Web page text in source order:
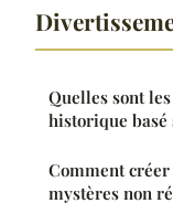
Quelles sont
historique basé
Comment
mystères non